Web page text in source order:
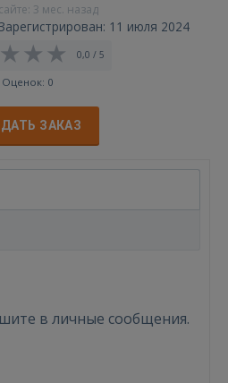
3 мес. назад
11 июля 2024
0,0 / 5
Оценок: 0
ЗАКАЗ
в личные сообщения.